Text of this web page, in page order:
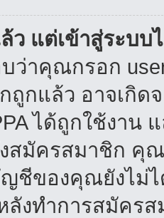
ว แต่เข้าสู่ระบบ
ว่าคุณกรอก
กแล้ว อาจเกิด
ได้ถูกใช้งาน
มัครสมาชิก คุ
ญชีของคุณยังไม่
งทำการสมัครส